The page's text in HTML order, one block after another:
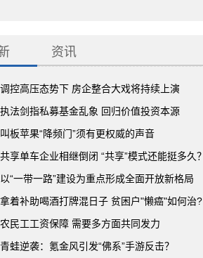
资讯
调控高压态势下 房企整合大戏将持续上演
执法剑指私募基金乱象 回归价值投资本源
叫板苹果“降频门”须有更权威的声音
共享单车企业相继倒闭 “共享”模式还能挺多久？
以“一带一路”建设为重点形成全面开放新格局
拿着补助喝酒打牌混日子 贫困户"懒癌"如何治?
农民工工资保障 需要多方面共同发力
青蛙逆袭：氪金风引发“佛系”手游反击？